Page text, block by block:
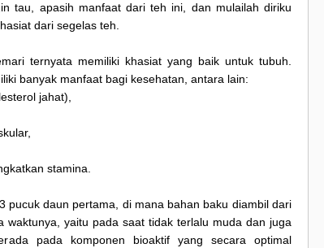
tau, apasih manfaat dari teh ini, dan mulailah diriku
dari segelas teh.
ternyata memiliki khasiat yang baik untuk tubuh.
banyak manfaat bagi kesehatan, antara lain:
jahat),
stamina.
pucuk daun pertama, di mana bahan baku diambil dari
waktunya, yaitu pada saat tidak terlalu muda dan juga
pada komponen bioaktif yang secara optimal